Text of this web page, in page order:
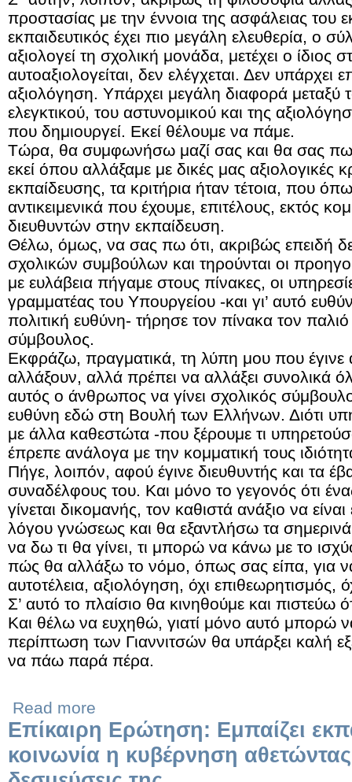
προστασίας με την έννοια της ασφάλειας του
εκπαιδευτικός έχει πιο μεγάλη ελευθερία, ο
αξιολογεί τη σχολική μονάδα, μετέχει ο ίδιος
αυτοαξιολογείται, δεν ελέγχεται. Δεν υπάρχει
αξιολόγηση. Υπάρχει μεγάλη διαφορά μεταξύ
ελεγκτικού, του αστυνομικού και της
που δημιουργεί. Εκεί θέλουμε να πάμε.
Τώρα, θα συμφωνήσω μαζί σας και θα σας πω
εκεί όπου αλλάξαμε με δικές μας αξιολογικές
εκπαίδευσης, τα κριτήρια ήταν τέτοια, που
αντικειμενικά που έχουμε, επιτέλους, εκτός
διευθυντών στην εκπαίδευση.
Θέλω, όμως, να σας πω ότι, ακριβώς επειδή
σχολικών συμβούλων και τηρούνται οι
με ευλάβεια πήγαμε στους πίνακες, οι
γραμματέας του Υπουργείου -και γι’ αυτό
πολιτική ευθύνη- τήρησε τον πίνακα τον παλιό
σύμβουλος.
Εκφράζω, πραγματικά, τη λύπη μου που έγινε
αλλάξουν, αλλά πρέπει να αλλάξει συνολικά
αυτός ο άνθρωπος να γίνει σχολικός
ευθύνη εδώ στη Βουλή των Ελλήνων. Διότι
με άλλα καθεστώτα -που ξέρουμε τι
έπρεπε ανάλογα με την κομματική τους
Πήγε, λοιπόν, αφού έγινε διευθυντής και τα
συναδέλφους του. Και μόνο το γεγονός ότι
γίνεται δικομανής, τον καθιστά ανάξιο να
λόγου γνώσεως και θα εξαντλήσω τα
να δω τι θα γίνει, τι μπορώ να κάνω με το
πώς θα αλλάξω το νόμο, όπως σας είπα, για
αυτοτέλεια, αξιολόγηση, όχι επιθεωρητισμός,
Σ’ αυτό το πλαίσιο θα κινηθούμε και πιστεύω
Και θέλω να ευχηθώ, γιατί μόνο αυτό μπορώ
περίπτωση των Γιαννιτσών θα υπάρξει καλή
να πάω παρά πέρα.
Read more
Επίκαιρη Ερώτηση: Εμπαίζει
κοινωνία η κυβέρνηση